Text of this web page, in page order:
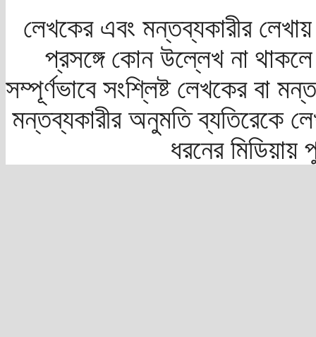
লেখকের এবং মন্তব্যকারীর
প্রসঙ্গে কোন উল্লেখ না
সম্পূর্ণভাবে সংশ্লিষ্ট লেখকের বা
মন্তব্যকারীর অনুমতি ব্যতিরেকে
ধরনের মিডিয়ায়